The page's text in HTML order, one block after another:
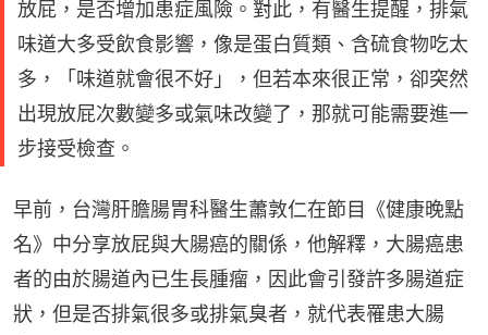
放屁，是否增加患症風險。對此，有醫生提醒，排氣
味道大多受飲食影響，像是蛋白質類、含硫食物吃太
多，「味道就會很不好」，但若本來很正常，卻突然
出現放屁次數變多或氣味改變了，那就可能需要進一
步接受檢查。
早前，台灣肝膽腸胃科醫生蕭敦仁在節目《健康晚點
名》中分享放屁與大腸癌的關係，他解釋，大腸癌患
者的由於腸道內已生長腫瘤，因此會引發許多腸道症
狀，但是否排氣很多或排氣臭者，就代表罹患大腸